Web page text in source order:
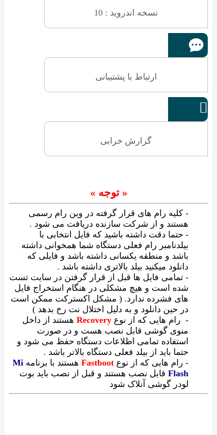
نسخه اندروید : 10
ارتباط با پشتیبانی

گزارش خرابی
« توجه »
- کلیه رام های قرار گرفته در وین رام رسمی
هستند و از شرکت سازنده دریافت می شود .
- حتما دقت داشته باشید که فایل انتخابی با
بیلدنامبر رام فعلی دستگاه شما همخوانی داشته
باشد و منطقه یکسانی داشته باشد و فایلی که
دانلود میکنید بیلد بالاتری داشته باشد .
- تمامی فایل ها قبل از قرار گرفتن در سایت تست
شده است و هیچ مشکلی در هنگام استخراج فایل
های فشرده ندارد. ( مشکل اکسترکت ممکن است
در حین دانلود و به دلیل اختلال نت رخ بدهد )
- رام هایی که از نوع Recoveryهستند از داخل
منوی گوشی قابل نصب هست و در صورت
استفاده تمامی اطلاعات دستگاه حفظ می شود و
حتما باید از بیلد فعلی دستگاه بالاتر باشد .
- رام هایی که از نوع Fastbootهستند با برنامه Mi
Flashقابل نصب هستند و قبل از نصب باید بوت
لودر گوشی آنلاک شود